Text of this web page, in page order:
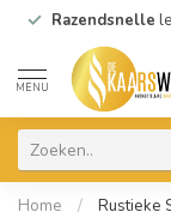
Razendsnelle
MENU
Home / Rustieke